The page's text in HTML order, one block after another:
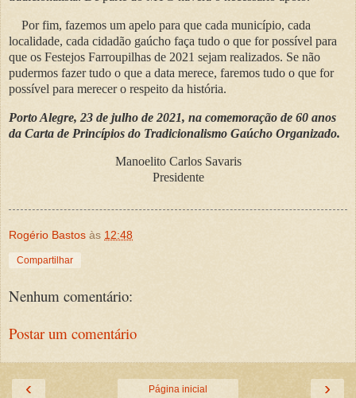
Por fim, fazemos um apelo para que cada município, cada
localidade, cada cidadão gaúcho faça tudo o que for possível para
que os Festejos Farroupilhas de 2021 sejam realizados. Se não
pudermos fazer tudo o que a data merece, faremos tudo o que for
possível para merecer o respeito da história.
Porto Alegre, 23 de julho de 2021, na comemoração de 60 anos
da Carta de Princípios do Tradicionalismo Gaúcho Organizado.
Manoelito Carlos Savaris
Presidente
Rogério Bastos às 12:48
Compartilhar
Nenhum comentário:
Postar um comentário
‹ ›
Página inicial